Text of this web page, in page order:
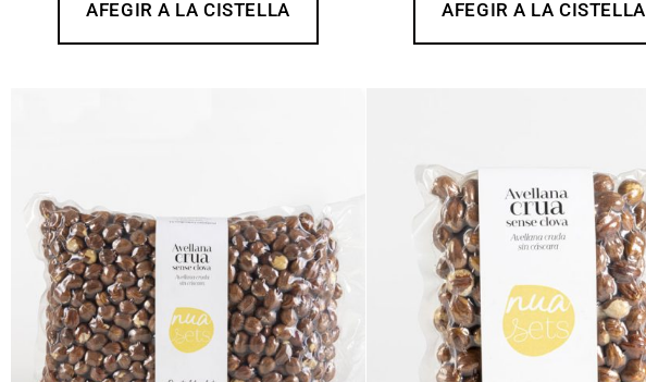
AFEGIR A LA CISTELLA AFEGIR A LA CISTELLA